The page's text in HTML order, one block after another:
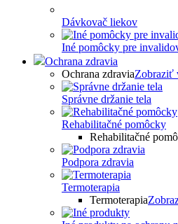
Dávkovač liekov
Iné pomôcky pre
Ochrana zdravia
Ochrana zdraviaZobraziť
Správne držanie tela
Rehabilitačné pomôcky
Rehabilitačné
Podpora zdravia
Termoterapia
Termoterapia